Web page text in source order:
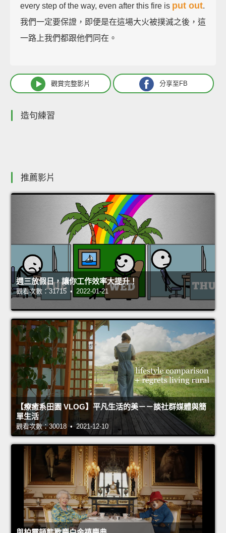
every step of the way, even after this fire is put out.
我們一定要保證，即便是在這場大火被撲滅之後，這
一路上我們都跟他們同在。
觀賞完整影片 分享至FB
造句練習
推薦影片
週三放假日，讓你工作效率大提升！
觀看次數：31715 • 2022-01-21
【療癒系田園 VLOG】平凡生活的美－－談社群媒體與簡
單生活
觀看次數：30018 • 2021-12-10